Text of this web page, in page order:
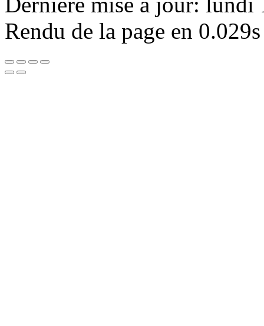
Rendu de la page en 0.029s